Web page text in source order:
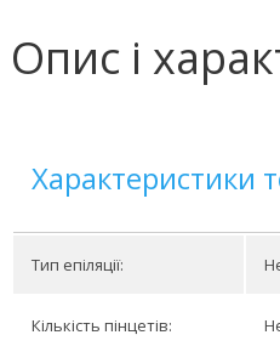
Опис і
Характеристики
Тип епіляції:
Кількість пінцетів: